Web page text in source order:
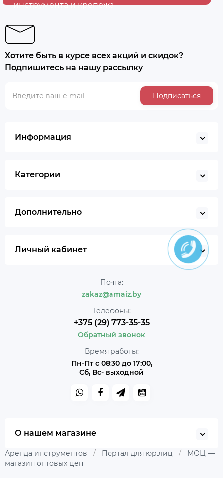
инструмента и крепежа
Хотите быть в курсе всех акций и скидок?
Подпишитесь на нашу рассылку
Подписаться
Информация
Категории
Дополнительно
Личный кабинет
Почта:
zakaz@amaiz.by
Телефоны:
+375 (29) 773-35-35
Обратный звонок
Время работы:
Пн-Пт с 08:30 до 17:00,
Сб, Вс- выходной
О нашем магазине
Аренда инструментов / Портал для юр.лиц /
МОЦ —
магазин оптовых цен